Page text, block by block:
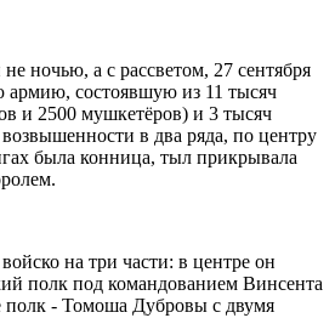
не ночью, а с рассветом, 27 сентября
армию, состоявшую из 11 тысяч
и 2500 мушкетёров) и 3 тысяч
в два ряда, по центру
была конница, тыл прикрывала
на три части: в центре он
полк под командованием Винсента
полк - Томоша Дубровы с двумя